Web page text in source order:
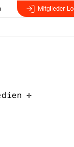
Mitglieder-